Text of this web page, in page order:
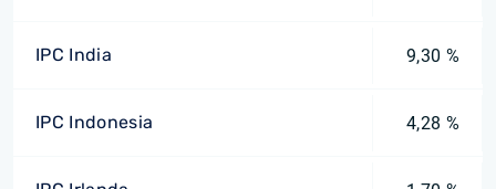
IPC India 9,30 %
IPC Indonesia 4,28 %